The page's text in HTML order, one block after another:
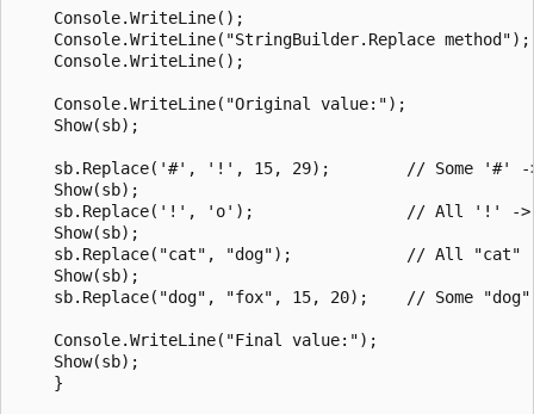
    Console.WriteLine();
    Console.WriteLine("StringBuilder.Replace method");
    Console.WriteLine();
    Console.WriteLine("Original value:");
    Show(sb);
sb.Replace('#', '!', 15, 29);        // Some '#'
    Show(sb);
sb.Replace('!', 'o');                // All '!' ->
    Show(sb);
sb.Replace("cat", "dog");            // All "cat"
    Show(sb);
sb.Replace("dog", "fox", 15, 20);    // Some
    Console.WriteLine("Final value:");
    Show(sb);
    }